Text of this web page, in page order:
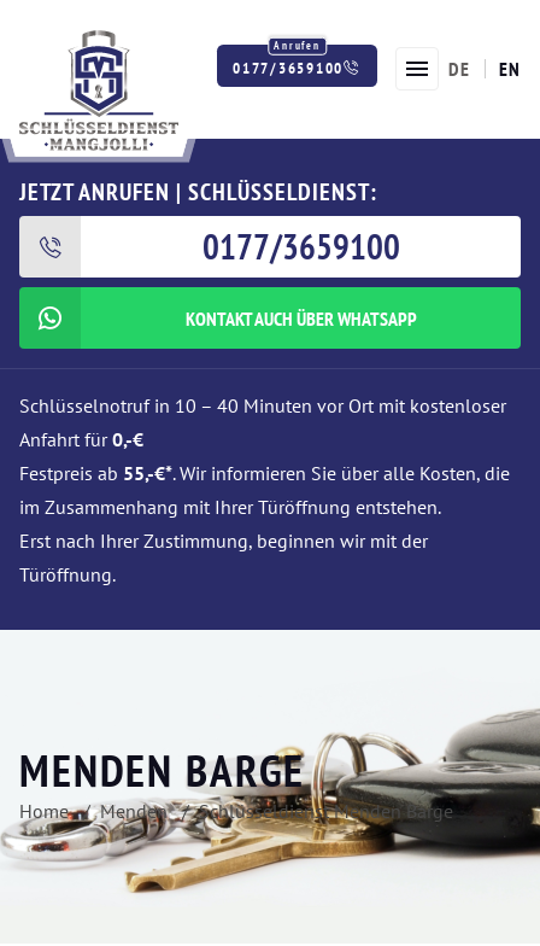
0177/3659100 DE EN
JETZT ANRUFEN | SCHLÜSSELDIENST:
0177/3659100
KONTAKT AUCH ÜBER WHATSAPP
Schlüsselnotruf in 10 – 40 Minuten vor Ort mit kostenloser
Anfahrt für0,-€
Festpreis ab 55,-€*. Wir informieren Sie über alle Kosten, die
im Zusammenhang mit Ihrer Türöffnung entstehen.
Erst nach Ihrer Zustimmung, beginnen wir mit der
Türöffnung.
MENDEN BARGE
Home Menden Schlüsseldienst Menden Barge